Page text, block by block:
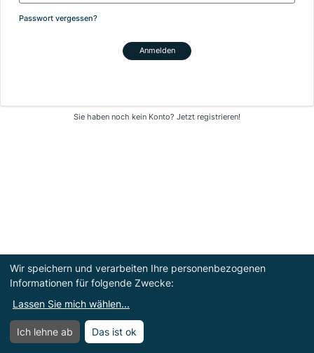
Menü öffnen
Passwort vergessen?
Anmelden
Sie haben noch kein Konto? Jetzt registrieren!
Wir speichern und verarbeiten Ihre personenbezogenen
Informationen für folgende Zwecke:
Lassen Sie mich wählen...
Ich lehne ab Das ist ok